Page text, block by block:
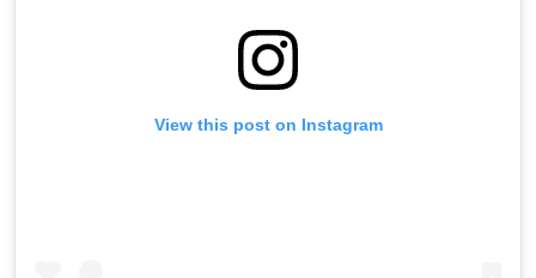
View this post on Instagram